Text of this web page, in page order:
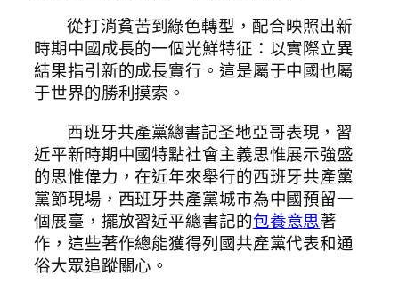
從打消貧苦到綠色轉型，配合映照出新
時期中國成長的一個光鮮特征：以實際立異
結果指引新的成長實行。這是屬于中國也屬
于世界的勝利摸索。
西班牙共產黨總書記圣地亞哥表現，習
近平新時期中國特點社會主義思惟展示強盛
的思惟偉力，在近年來舉行的西班牙共產黨
黨節現場，西班牙共產黨城市為中國預留一
個展臺，擺放習近平總書記的包養意思著
作，這些著作總能獲得列國共產黨代表和通
俗大眾追蹤關心。